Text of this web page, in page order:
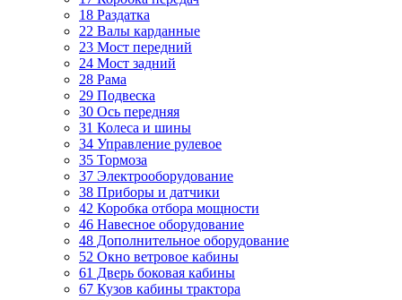
18 Раздатка
22 Валы карданные
23 Мост передний
24 Мост задний
28 Рама
29 Подвеска
30 Ось передняя
31 Колеса и шины
34 Управление рулевое
35 Тормоза
37 Электрооборудование
38 Приборы и датчики
42 Коробка отбора мощности
46 Навесное оборудование
48 Дополнительное оборудование
52 Окно ветровое кабины
61 Дверь боковая кабины
67 Кузов кабины трактора